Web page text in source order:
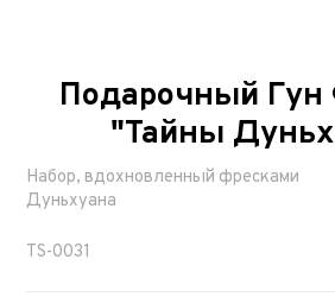
Подарочный Гун
"Тайны
Набор, вдохновленный фресками
Дуньхуана
TS-0031